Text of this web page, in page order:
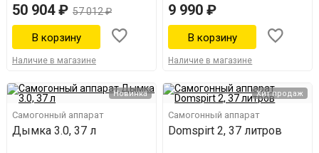
50 904 ₽ 57 012 ₽
Наличие в магазине
9 990 ₽
Наличие в магазине
Новинка
Самогонный аппарат
Дымка 3.0, 37 л
Хит продаж
Самогонный аппарат
Domspirt 2, 37 литров